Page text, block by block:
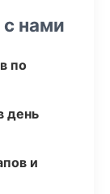
нами
по
день
и